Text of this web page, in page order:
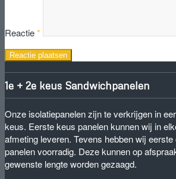
Reactie*
1e + 2e keus Sandwichpanelen
Onze isolatiepanelen zijn te verkrijgen in
keus. Eerste keus panelen kunnen wij in
afmeting leveren. Tevens hebben wij
panelen voorradig. Deze kunnen op
gewenste lengte worden gezaagd.